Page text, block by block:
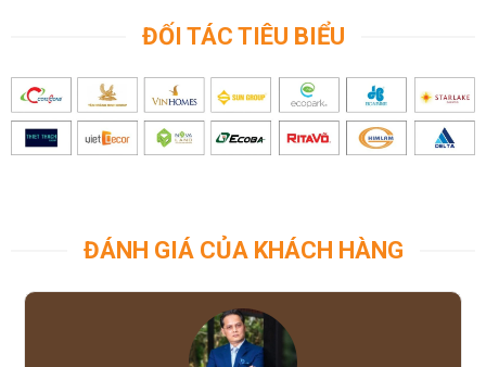
ĐỐI TÁC TIÊU BIỂU
ĐÁNH GIÁ CỦA KHÁCH HÀNG